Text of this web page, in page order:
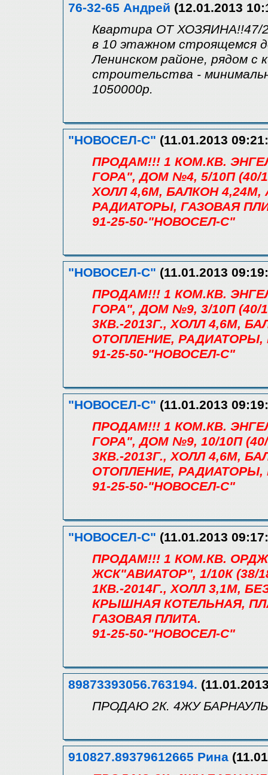
76-32-65 Андрей (12.01.2013
Квартира ОТ ХОЗЯИНА!!47/
в 10 этажном строящемся
Ленинском районе, рядом
строительства -
1050000р.
"НОВОСЕЛ-С" (11.01.2013
ПРОДАМ!!! 1 КОМ.КВ.
ГОРА", ДОМ №4, 5/10П (40/
ХОЛЛ 4,6М, БАЛКОН
РАДИАТОРЫ, ГАЗОВАЯ
91-25-50-"НОВОСЕЛ-С"
"НОВОСЕЛ-С" (11.01.2013
ПРОДАМ!!! 1 КОМ.КВ.
ГОРА", ДОМ №9, 3/10П (40/
3КВ.-2013Г., ХОЛЛ 4,6М,
ОТОПЛЕНИЕ,
91-25-50-"НОВОСЕЛ-С"
"НОВОСЕЛ-С" (11.01.2013
ПРОДАМ!!! 1 КОМ.КВ.
ГОРА", ДОМ №9, 10/10П
3КВ.-2013Г., ХОЛЛ 4,6М,
ОТОПЛЕНИЕ,
91-25-50-"НОВОСЕЛ-С"
"НОВОСЕЛ-С" (11.01.2013
ПРОДАМ!!! 1 КОМ.КВ.
ЖСК"АВИАТОР", 1/10К (38/
1КВ.-2014Г., ХОЛЛ 3,1М,
КРЫШНАЯ КОТЕЛЬНАЯ,
ГАЗОВАЯ ПЛИТА.
91-25-50-"НОВОСЕЛ-С"
89873393056.763194.
ПРОДАЮ 2К. 4ЖУ
910827.89379612665 Рина